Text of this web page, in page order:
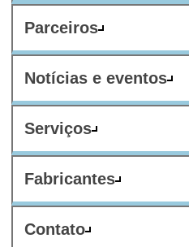
Parceiros
Notícias e eventos
Serviços
Fabricantes
Contato